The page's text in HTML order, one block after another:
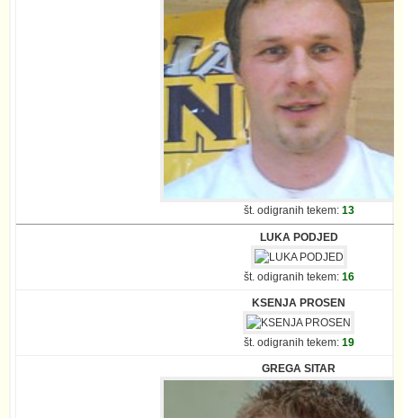
št. odigranih tekem: 13
LUKA PODJED
št. odigranih tekem: 16
KSENJA PROSEN
št. odigranih tekem: 19
GREGA SITAR